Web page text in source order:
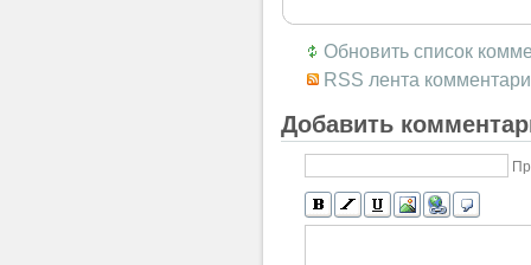
Обновить список
RSS лента
Добавить